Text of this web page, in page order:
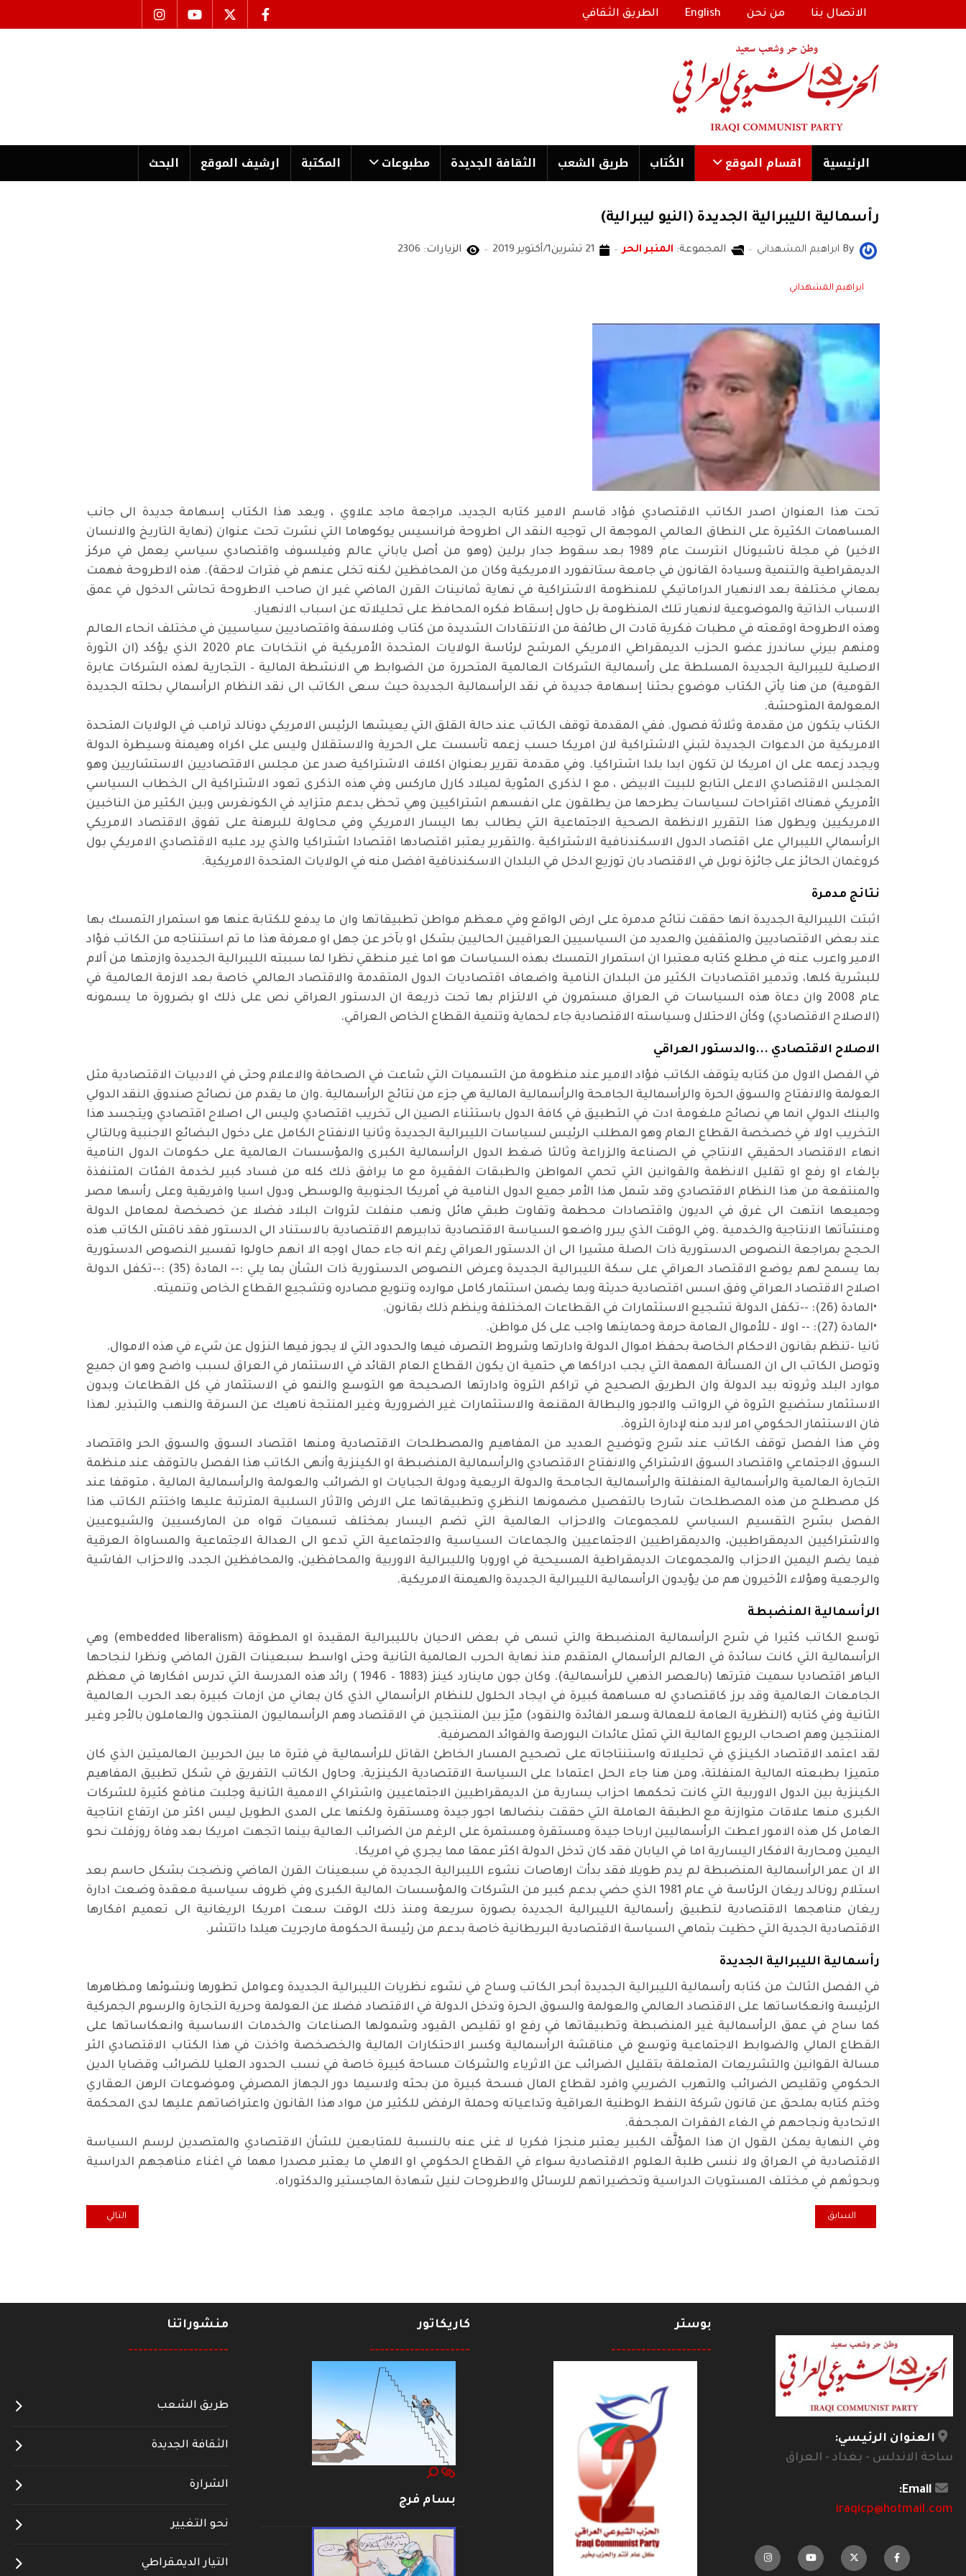
الاتصال بنا من نحن English الطريق الثقافي
الرئیسية اقسام الموقع الكُتاب طریق الشعب الثقافة الجدیدة مطبوعات المكتبة ارشیف الموقع البحث
رأسمالية الليبرالية الجديدة (النيو ليبرالية)
By ابراهيم المشهداني المجموعة: المنبر الحر 21 تشرين1/أكتوير 2019 الزيارات: 2306
ابراهيم المشهداني
تحت هذا العنوان اصدر الكاتب الاقتصادي فؤاد قاسم الامير كتابه الجديد، مراجعة ماجد علاوي ، ويعد هذا الكتاب إسهامة جديدة الى جانب
المساهمات الكثيرة على النطاق العالمي الموجهة الى توجيه النقد الى اطروحة فرانسيس يوكوهاما التي نشرت تحت عنوان (نهاية التاريخ والانسان
الاخير) في مجلة ناشيونال انترست عام 1989 بعد سقوط جدار برلين (وهو من أصل ياباني عالم وفيلسوف واقتصادي سياسي يعمل في مركز
الديمقراطية والتنمية وسيادة القانون في جامعة ستانفورد الامريكية وكان من المحافظين لكنه تخلى عنهم في فترات لاحقة). هذه الاطروحة فهمت
بمعاني مختلفة بعد الانهيار الدراماتيكي للمنظومة الاشتراكية في نهاية ثمانينات القرن الماضي غير ان صاحب الاطروحة تحاشى الدخول في عمق
الاسباب الذاتية والموضوعية لانهيار تلك المنظومة بل حاول إسقاط فكره المحافظ على تحليلاته عن اسباب الانهيار.
وهذه الاطروحة اوقعته في مطبات فكرية قادت الى طائفة من الانتقادات الشديدة من كتاب وفلاسفة واقتصاديين سياسيين في مختلف انحاء العالم
ومنهم بيرني ساندرز عضو الحزب الديمقراطي الامريكي المرشح لرئاسة الولايات المتحدة الأمريكية في انتخابات عام 2020 الذي يؤكد (ان الثورة
الاصلية لليبرالية الجديدة المسلطة على رأسمالية الشركات العالمية المتحررة من الضوابط هي الانشطة المالية – التجارية لهذه الشركات عابرة
القومية) من هنا يأتي الكتاب موضوع بحثنا إسهامة جديدة في نقد الرأسمالية الجديدة حيث سعى الكاتب الى نقد النظام الرأسمالي بحلته الجديدة
المعولمة المتوحشة.
الكتاب يتكون من مقدمة وثلاثة فصول. ففي المقدمة توقف الكاتب عند حالة القلق التي يعيشها الرئيس الامريكي دونالد ترامب في الولايات المتحدة
الامريكية من الدعوات الجديدة لتبني الاشتراكية لان امريكا حسب زعمه تأسست على الحرية والاستقلال وليس على اكراه وهيمنة وسيطرة الدولة
ويجدد زعمه على ان امريكا لن تكون ابدا بلدا اشتراكيا. وفي مقدمة تقرير بعنوان اكلاف الاشتراكية صدر عن مجلس الاقتصاديين الاستشاريين وهو
المجلس الاقتصادي الاعلى التابع للبيت الابيض ، مع ا لذكرى المئوية لميلاد كارل ماركس وفي هذه الذكرى تعود الاشتراكية الى الخطاب السياسي
الأمريكي فهناك اقتراحات لسياسات يطرحها من يطلقون على انفسهم اشتراكيين وهي تحظى بدعم متزايد في الكونغرس وبين الكثير من الناخبين
الامريكيين ويطول هذا التقرير الانظمة الصحية الاجتماعية التي يطالب بها اليسار الامريكي وفي محاولة للبرهنة على تفوق الاقتصاد الامريكي
الرأسمالي الليبرالي على اقتصاد الدول الاسكندنافية الاشتراكية .والتقرير يعتبر اقتصادها اقتصادا اشتراكيا والذي يرد عليه الاقتصادي الامريكي بول
كروغمان الحائز على جائزة نوبل في الاقتصاد بان توزيع الدخل في البلدان الاسكندنافية افضل منه في الولايات المتحدة الامريكية.
نتائج مدمرة
اثبتت الليبرالية الجديدة انها حققت نتائج مدمرة على ارض الواقع وفي معظم مواطن تطبيقاتها وان ما يدفع للكتابة عنها هو استمرار التمسك بها
عند بعض الاقتصاديين والمثقفين والعديد من السياسيين العراقيين الحاليين بشكل او بآخر عن جهل او معرفة هذا ما تم استنتاجه من الكاتب فؤاد
الامير واعرب عنه في مطلع كتابه معتبرا ان استمرار التمسك بهذه السياسات هو اما غير منطقي نظرا لما سببته الليبرالية الجديدة وازمتها من آلام
للبشرية كلها، وتدمير اقتصاديات الكثير من البلدان النامية واضعاف اقتصاديات الدول المتقدمة والاقتصاد العالمي خاصة بعد الازمة العالمية في
عام 2008 وان دعاة هذه السياسات في العراق مستمرون في الالتزام بها تحت ذريعة ان الدستور العراقي نص على ذلك او بضرورة ما يسمونه
(الاصلاح الاقتصادي) وكأن الاحتلال وسياسته الاقتصادية جاء لحماية وتنمية القطاع الخاص العراقي.
الاصلاح الاقتصادي ...والدستور العراقي
في الفصل الاول من كتابه يتوقف الكاتب فؤاد الامير عند منظومة من التسميات التي شاعت في الصحافة والاعلام وحتى في الادبيات الاقتصادية مثل
العولمة والانفتاح والسوق الحرة والرأسمالية الجامحة والرأسمالية المالية هي جزء من نتائج الرأسمالية .وان ما يقدم من نصائح صندوق النقد الدولي
والبنك الدولي انما هي نصائح ملغومة ادت في التطبيق في كافة الدول باستثناء الصين الى تخريب اقتصادي وليس الى اصلاح اقتصادي ويتجسد هذا
التخريب اولا في خصخصة القطاع العام وهو المطلب الرئيس لسياسات الليبرالية الجديدة وثانيا الانفتاح الكامل على دخول البضائع الاجنبية وبالتالي
انهاء الاقتصاد الحقيقي الانتاجي في الصناعة والزراعة وثالثا ضغط الدول الرأسمالية الكبرى والمؤسسات العالمية على حكومات الدول النامية
بإلغاء او رفع او تقليل الانظمة والقوانين التي تحمي المواطن والطبقات الفقيرة مع ما يرافق ذلك كله من فساد كبير لخدمة الفئات المتنفذة
والمنتفعة من هذا النظام الاقتصادي وقد شمل هذا الأمر جميع الدول النامية في أمريكا الجنوبية والوسطى ودول اسيا وافريقية وعلى رأسها مصر
وجميعها انتهت الى غرق في الديون واقتصادات محطمة وتفاوت طبقي هائل ونهب منفلت لثروات البلاد فضلا عن خصخصة لمعامل الدولة
ومنشآتها الانتاجية والخدمية .وفي الوقت الذي يبرر واضعو السياسة الاقتصادية تدابيرهم الاقتصادية بالاستناد الى الدستور فقد ناقش الكاتب هذه
الحجج بمراجعة النصوص الدستورية ذات الصلة مشيرا الى ان الدستور العراقي رغم انه جاء حمال اوجه الا انهم حاولوا تفسير النصوص الدستورية
بما يسمح لهم يوضع الاقتصاد العراقي على سكة الليبرالية الجديدة وعرض النصوص الدستورية ذات الشأن بما يلي :-- المادة (35) :--تكفل الدولة
اصلاح الاقتصاد العراقي وفق اسس اقتصادية حديثة وبما يضمن استثمار كامل موارده وتنويع مصادره وتشجيع القطاع الخاص وتنميته.
•المادة (26): --تكفل الدولة تشجيع الاستثمارات في القطاعات المختلفة وينظم ذلك بقانون
.
•المادة (27): -- اولا – للأموال العامة حرمة وحمايتها واجب على كل مواطن
.
ثانيا –تنظم بقانون الاحكام الخاصة بحفظ اموال الدولة وادارتها وشروط التصرف فيها والحدود التي لا يجوز فيها النزول عن شيء في هذه الاموال.
وتوصل الكاتب الى ان المسألة المهمة التي يجب ادراكها هي حتمية ان يكون القطاع العام القائد في الاستثمار في العراق لسبب واضح وهو ان جميع
موارد البلد وثروته بيد الدولة وان الطريق الصحيح في تراكم الثروة وادارتها الصحيحة هو التوسع والنمو في الاستثمار في كل القطاعات وبدون
الاستثمار ستضيع الثروة في الرواتب والاجور والبطالة المقنعة والاستثمارات غير الضرورية وغير المنتجة ناهيك عن السرقة والنهب والتبذير. لهذا
فان الاستثمار الحكومي امر لابد منه لإدارة الثروة.
وفي هذا الفصل توقف الكاتب عند شرح وتوضيح العديد من المفاهيم والمصطلحات الاقتصادية ومنها اقتصاد السوق والسوق الحر واقتصاد
السوق الاجتماعي واقتصاد السوق الاشتراكي والانفتاح الاقتصادي والرأسمالية المنضبطة او الكينزية وأنهى الكاتب هذا الفصل بالتوقف عند منظمة
التجارة العالمية والرأسمالية المنفلتة والرأسمالية الجامحة والدولة الريعية ودولة الجبايات او الضرائب والعولمة والرأسمالية المالية ، متوقفا عند
كل مصطلح من هذه المصطلحات شارحا بالتفصيل مضمونها النظري وتطبيقاتها على الارض والآثار السلبية المترتبة عليها واختتم الكاتب هذا
الفصل بشرح التقسيم السياسي للمجموعات والاحزاب العالمية التي تضم اليسار بمختلف تسميات قواه من الماركسيين والشيوعيين
والاشتراكيين الديمقراطيين، والديمقراطيين الاجتماعيين والجماعات السياسية والاجتماعية التي تدعو الى العدالة الاجتماعية والمساواة العرقية
فيما يضم اليمين الاحزاب والمجموعات الديمقراطية المسيحية في اوروبا والليبرالية الاوربية والمحافظين، والمحافظين الجدد، والاحزاب الفاشية
والرجعية وهؤلاء الأخيرون هم من يؤيدون الرأسمالية الليبرالية الجديدة والهيمنة الامريكية.
الرأسمالية المنضبطة
توسع الكاتب كثيرا في شرح الرأسمالية المنضبطة والتي تسمى في بعض الاحيان بالليبرالية المقيدة او المطوقة (embedded liberalism) وهي
الرأسمالية التي كانت سائدة في العالم الرأسمالي المتقدم منذ نهاية الحرب العالمية الثانية وحتى اواسط سبعينات القرن الماضي ونظرا لنجاحها
الباهر اقتصاديا سميت فترتها (بالعصر الذهبي للرأسمالية). وكان جون ماينارد كينز (1883 – 1946 ) رائد هذه المدرسة التي تدرس افكارها في معظم
الجامعات العالمية وقد برز كاقتصادي له مساهمة كبيرة في ايجاد الحلول للنظام الرأسمالي الذي كان يعاني من ازمات كبيرة بعد الحرب العالمية
الثانية وفي كتابه (النظرية العامة للعمالة وسعر الفائدة والنقود) ميّز بين المنتجين في الاقتصاد وهم الرأسماليون المنتجون والعاملون بالأجر وغير
المنتجين وهم اصحاب الريوع المالية التي تمثل عائدات البورصة والفوائد المصرفية.
لقد اعتمد الاقتصاد الكينزي في تحليلاته واستنتاجاته على تصحيح المسار الخاطئ القاتل للرأسمالية في فترة ما بين الحربين العالميتين الذي كان
متميزا بطبعته المالية المنفلتة، ومن هنا جاء الحل اعتمادا على السياسة الاقتصادية الكينزية. وحاول الكاتب التفريق في شكل تطبيق المفاهيم
الكينزية بين الدول الاوربية التي كانت تحكمها احزاب يسارية من الديمقراطيين الاجتماعيين واشتراكي الاممية الثانية وجلبت منافع كثيرة للشركات
الكبرى منها علاقات متوازنة مع الطبقة العاملة التي حققت بنضالها اجور جيدة ومستقرة ولكنها على المدى الطويل ليس اكثر من ارتفاع انتاجية
العامل كل هذه الامور اعطت الرأسماليين ارباحا جيدة ومستقرة ومستمرة على الرغم من الضرائب العالية بينما اتجهت امريكا بعد وفاة روزفلت نحو
اليمين ومحاربة الافكار اليسارية اما في اليابان فقد كان تدخل الدولة اكثر عمقا مما يجري في امريكا.
الا ان عمر الرأسمالية المنضبطة لم يدم طويلا فقد بدأت ارهاصات نشوء الليبرالية الجديدة في سبعينات القرن الماضي ونضجت بشكل حاسم بعد
استلام رونالد ريغان الرئاسة في عام 1981 الذي حضي بدعم كبير من الشركات والمؤسسات المالية الكبرى وفي ظروف سياسية معقدة وضعت ادارة
ريغان مناهجها الاقتصادية لتطبيق رأسمالية الليبرالية الجديدة بصورة سريعة ومنذ ذلك الوقت سعت امريكا الريغانية الى تعميم افكارها
الاقتصادية الجدية التي حظيت بتماهي السياسة الاقتصادية البريطانية خاصة بدعم من رئيسة الحكومة مارجريت هيلدا داتتشر.
رأسمالية الليبرالية الجديدة
في الفصل الثالث من كتابه رأسمالية الليبرالية الجديدة أبحر الكاتب وساح في نشوء نظريات الليبرالية الجديدة وعوامل تطورها ونشوئها ومظاهرها
الرئيسة وانعكاساتها على الاقتصاد العالمي والعولمة والسوق الحرة وتدخل الدولة في الاقتصاد فضلا عن العولمة وحرية التجارة والرسوم الجمركية
كما ساح في عمق الرأسمالية غير المنضبطة وتطبيقاتها في رفع او تقليص القيود وشمولها الصناعات والخدمات الاساسية وانعكاساتها على
القطاع المالي والضوابط الاجتماعية وتوسع في مناقشة الرأسمالية وكسر الاحتكارات المالية والخصخصة واخذت في هذا الكتاب الاقتصادي الثر
مسالة القوانين والتشريعات المتعلقة بتقليل الضرائب عن الاثرياء والشركات مساحة كبيرة خاصة في نسب الحدود العليا للضرائب وقضايا الدين
الحكومي وتقليص الضرائب والتهرب الضريبي وافرد لقطاع المال فسحة كبيرة من بحثه ولاسيما دور الجهاز المصرفي وموضوعات الرهن العقاري
وختم كتابه بملحق عن قانون شركة النفط الوطنية العراقية وتداعياته وحملة الرفض للكثير من مواد هذا القانون واعتراضاتهم عليها لدى المحكمة
الاتحادية ونجاحهم في الغاء الفقرات المجحفة.
وفي النهاية يمكن القول ان هذا المؤلَّف الكبير يعتبر منجزا فكريا لا غنى عنه بالنسبة للمتابعين للشأن الاقتصادي والمتصدين لرسم السياسة
الاقتصادية في العراق ولا ننسى طلبة العلوم الاقتصادية سواء في القطاع الحكومي او الاهلي ما يعتبر مصدرا مهما في اغناء مناهجهم الدراسية
وبحوثهم في مختلف المستويات الدراسية وتحضيراتهم للرسائل والاطروحات لنيل شهادة الماجستير والدكتوراه.
المقال السابق: الحراك الشعبي في العراق: مطالب ومطالب.. ولكن؟!
السابق المقال التالي: تشريع قانون
التالي
العنوان الرئيسي:
ساحة الاندلس - بغداد - العراق
Email:
iraqicp@hotmail.com
بوستر
--------------------
كاريكاتور
--------------------
بسام فرج
منشوراتنا
--------------------
طريق الشعب
الثقافة الجديدة
الشرارة
نحو التغيير
التيار الديمقراطي